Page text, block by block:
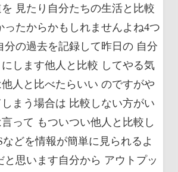
見たり自分たちの生活と比較
ったからかもしれませんよね4つ
分の過去を記録して昨日の 自分
します他人と比較 してやる気
人と比べたらいい のですがや
まう場合は 比較しない方がい
って もついつい他人と比較し
どを情報が簡単に見られるよ
と思います自分から アウトプッ